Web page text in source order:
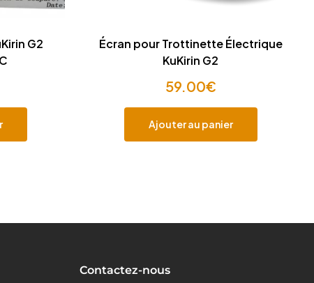
G2
Écran pour Trottinette Électrique
KuKirin G2
59.00€
Ajouter au panier
Contactez-nous